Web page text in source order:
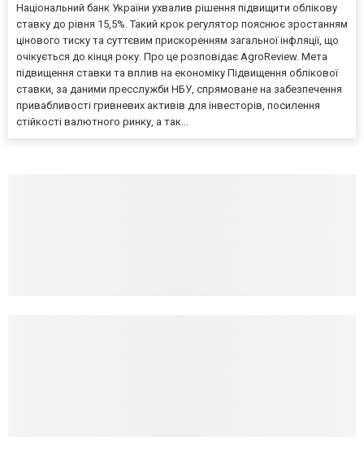
Національний банк України ухвалив рішення підвищити облікову
ставку до рівня 15,5%. Такий крок регулятор пояснює зростанням
цінового тиску та суттєвим прискоренням загальної інфляції, що
очікується до кінця року. Про це розповідає AgroReview. Мета
підвищення ставки та вплив на економіку Підвищення облікової
ставки, за даними пресслужби НБУ, спрямоване на забезпечення
привабливості гривневих активів для інвесторів, посилення
стійкості валютного ринку, а так...